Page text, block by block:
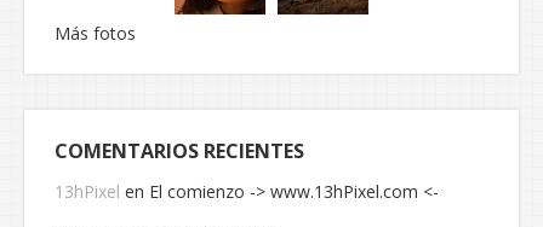
Más fotos
COMENTARIOS RECIENTES
13hPixel en El comienzo -> www.13hPixel.com <-